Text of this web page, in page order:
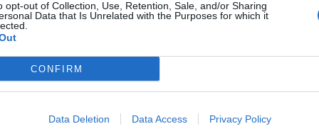
opt-out of Collection, Use, Retention, Sale, and/or Sharing
Data that Is Unrelated with the Purposes for which it
CONFIRM
Data Deletion Data Access Privacy Policy
w kwestii podejmowanych tematów. Jej
pytań, skłaniających do refleksji. Nie